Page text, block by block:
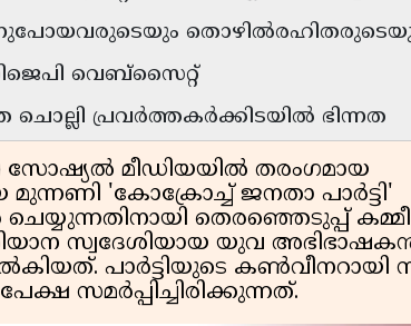
വെബ്സൈറ്റ്
ചൊല്ലി പ്രവർത്തകർക്കിടയിൽ ഭിന്നത
സോഷ്യൽ മീഡിയയിൽ തരംഗമായ
'കോക്രോച്ച് ജനതാ പാർട്ടി'
ചെയ്യുന്നതിനായി തെരഞ്ഞെടുപ്പ്
സ്വദേശിയായ യുവ
പാർട്ടിയുടെ കൺവീനറായി
സമർപ്പിച്ചിരിക്കുന്നത്.